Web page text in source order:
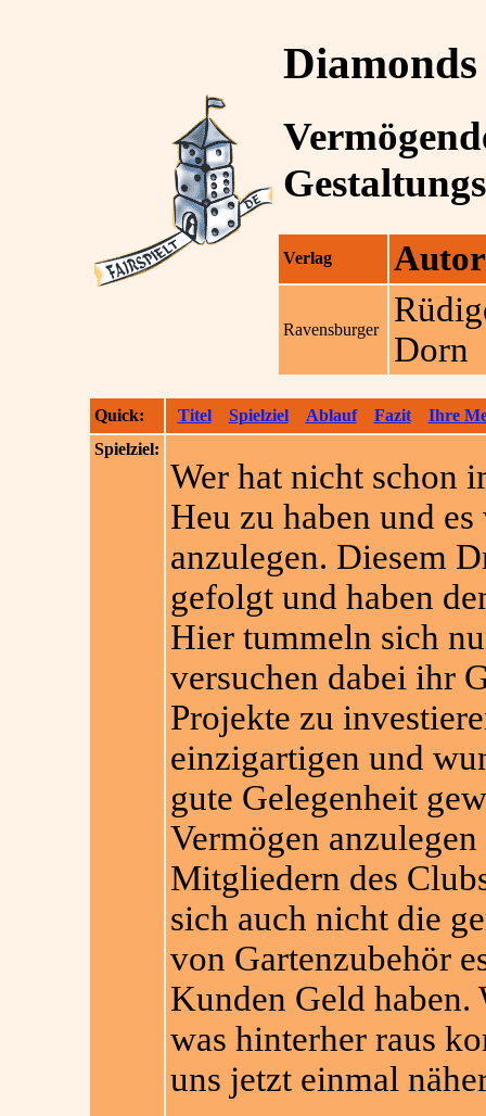
Verlag Autor
Ravensburger
Dorn
Quick: Titel Spielziel Ablauf Fazit
Ihre
Spielziel:
Wer hat nicht schon
Heu zu haben und
anzulegen. Diesem
gefolgt und haben
Hier tummeln sich
versuchen dabei ihr
Projekte zu
einzigartigen und
gute Gelegenheit
Vermögen
Mitgliedern des
sich auch nicht die
von Gartenzubehör
Kunden Geld
was hinterher raus
uns jetzt einmal